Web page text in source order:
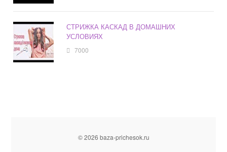
СТРИЖКА КАСКАД В ДОМАШНИХ
УСЛОВИЯХ
7000
© 2026 baza-prichesok.ru